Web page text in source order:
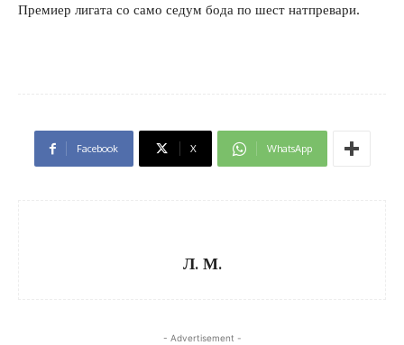
Премиер лигата со само седум бода по шест натпревари.
Facebook X WhatsApp
Л. М.
- Advertisement -